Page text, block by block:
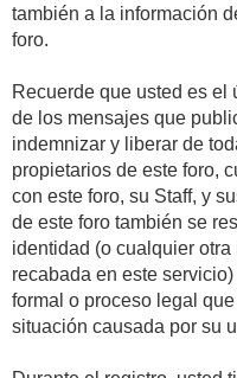
también a la información
foro.
Recuerde que usted es
de los mensajes que
indemnizar y liberar de
propietarios de este foro,
con este foro, su Staff, y
de este foro también se
identidad (o cualquier
recabada en este
formal o proceso legal
situación causada por su